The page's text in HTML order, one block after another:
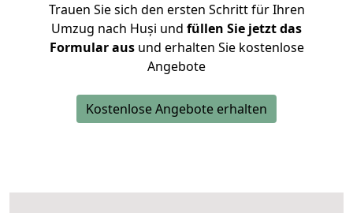
Trauen Sie sich den ersten Schritt für Ihren
Umzug nach Huși und füllen Sie jetzt das
Formular ausund erhalten Sie kostenlose
Angebote
Kostenlose Angebote erhalten